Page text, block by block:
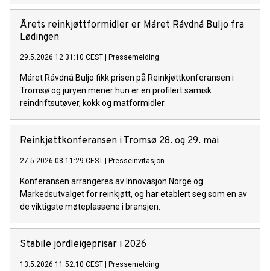
kommunalt eftersøksarbeid».
Årets reinkjøttformidler er Máret Rávdná Buljo fra
Lødingen
29.5.2026 12:31:10 CEST Pressemelding
Máret Rávdná Buljo fikk prisen på Reinkjøttkonferansen i
Tromsø og juryen mener hun er en profilert samisk
reindriftsutøver, kokk og matformidler.
Reinkjøttkonferansen i Tromsø 28. og 29. mai
27.5.2026 08:11:29 CEST Presseinvitasjon
Konferansen arrangeres av Innovasjon Norge og
Markedsutvalget for reinkjøtt, og har etablert seg som en av
de viktigste møteplassene i bransjen.
Stabile jordleigeprisar i 2026
13.5.2026 11:52:10 CEST Pressemelding